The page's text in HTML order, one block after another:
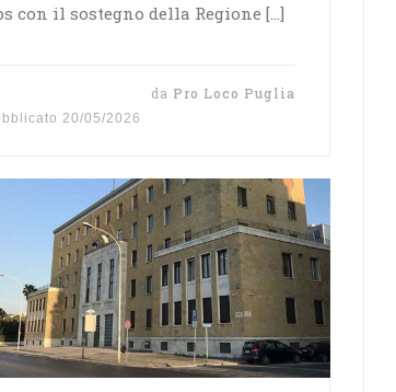
con il sostegno della Regione […]
da Pro Loco Puglia
20/05/2026